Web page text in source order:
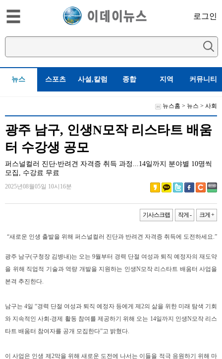
로그인
뉴스 스포츠 사설,칼럼 종합 지역 커뮤니티
뉴스홈 > 뉴스 > 사회
광주 남구, 인생N모작 리스타트 배움
터 수강생 공모
퍼스널컬러 진단‧반려견 자격증 취득 과정...14일까지 분야별 10명씩
모집, 수강료 무료
2025년08월05일 10시16분
기사스크랩 작게 - 크게 +
“새로운 인생 출발을 위해 퍼스널컬러 진단과 반려견 자격증 취득에 도전하세요.”
광주 남구(구청장 김병내)는 오는 9월부터 경력 단절 여성과 퇴직 예정자의 재도약
을 위해 직업적 기술과 역량 개발을 지원하는 인생N모작 리스타트 배움터 사업을
본격 추진한다.
남구는 4일 “경력 단절 여성과 퇴직 예정자 등에게 제 2의 삶을 위한 미래 탐색 기회
와 지속적인 사회 ‧경제 활동 참여를 제공하기 위해 오는 14일까지 인생N모작 리스
타트 배움터 참여자를 공개 모집한다”고 밝혔다.
이 사업은 인생 제 2막을 위해 새로운 도전에 나서는 이들을 적극 응원하기 위해 마